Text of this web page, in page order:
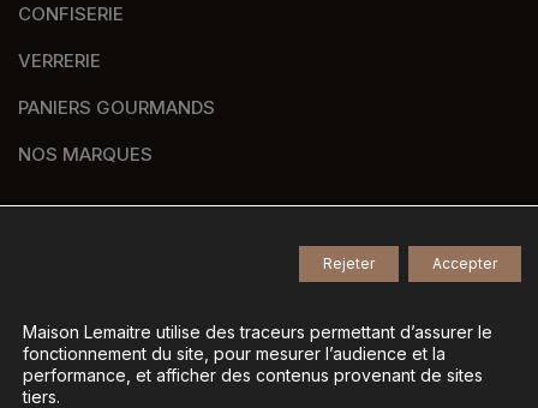
CONFISERIE
VERRERIE
PANIERS GOURMANDS
NOS MARQUES
Tous droits réservés -
Mentions légales-
Gestion des données personnelles-
Gérer mes cookies
Maison Lemaitre utilise des traceurs permettant d’assurer le
fonctionnement du site, pour mesurer l’audience et la
performance, et afficher des contenus provenant de sites
tiers.
Accepter
Rejeter